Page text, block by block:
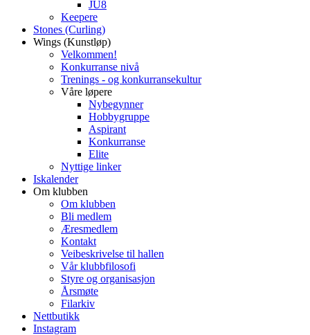
JU8
Keepere
Stones (Curling)
Wings (Kunstløp)
Velkommen!
Konkurranse nivå
Trenings - og konkurransekultur
Våre løpere
Nybegynner
Hobbygruppe
Aspirant
Konkurranse
Elite
Nyttige linker
Iskalender
Om klubben
Om klubben
Bli medlem
Æresmedlem
Kontakt
Veibeskrivelse til hallen
Vår klubbfilosofi
Styre og organisasjon
Årsmøte
Filarkiv
Nettbutikk
Instagram